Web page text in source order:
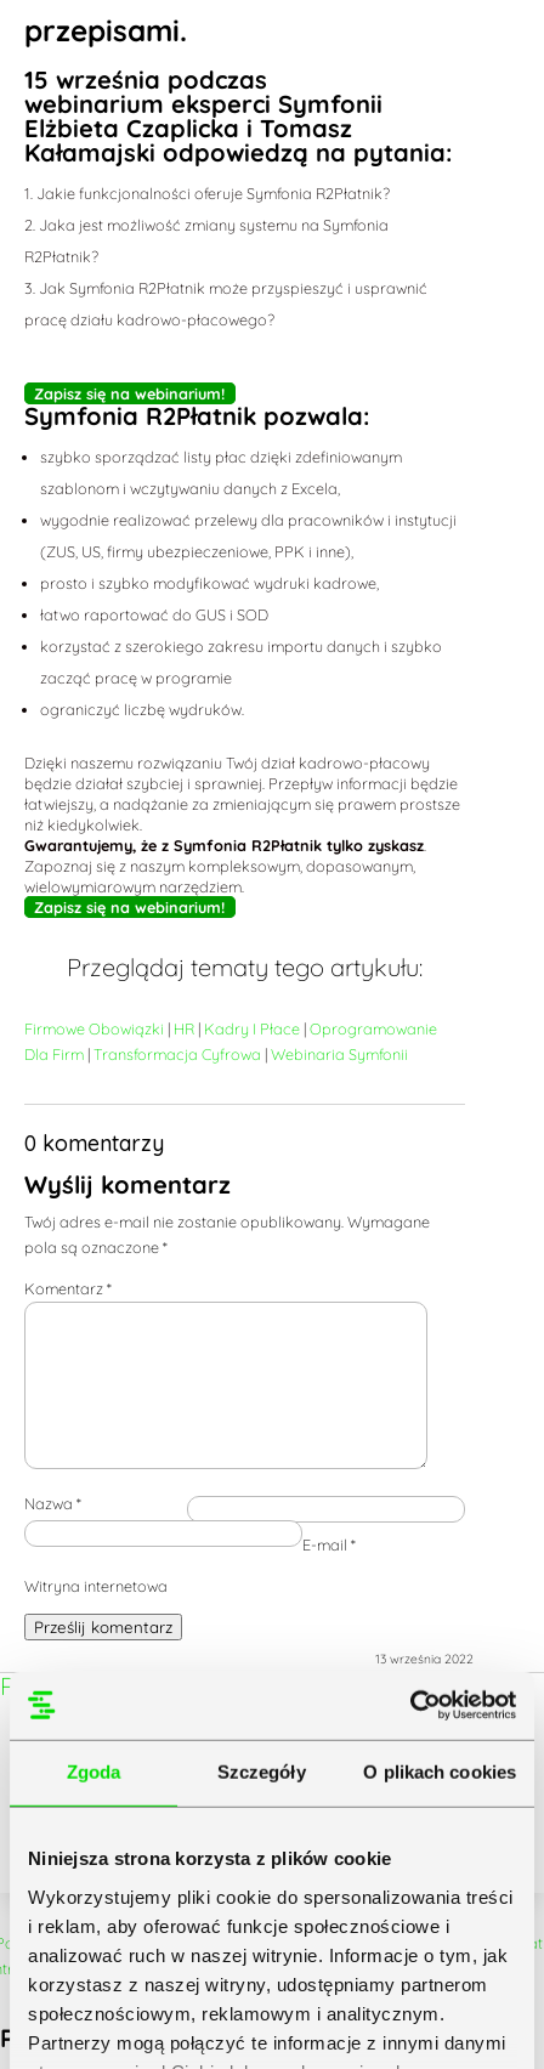
Zgoda Szczegóły O plikach cookies
Niniejsza strona korzysta z plików cookie
Wykorzystujemy pliki cookie do spersonalizowania treści
i reklam, aby oferować funkcje społecznościowe i
analizować ruch w naszej witrynie. Informacje o tym, jak
korzystasz z naszej witryny, udostępniamy partnerom
społecznościowym, reklamowym i analitycznym.
Partnerzy mogą połączyć te informacje z innymi danymi
13 września 2022
przepisami.
15 września podczas
webinarium eksperci Symfonii
Elżbieta Czaplicka i Tomasz
Kałamajski odpowiedzą na pytania:
Jakie funkcjonalności oferuje Symfonia R2Płatnik?
Jaka jest możliwość zmiany systemu na Symfonia
R2Płatnik?
Jak Symfonia R2Płatnik może przyspieszyć i usprawnić
pracę działu kadrowo-płacowego?
Zapisz się na webinarium!
Symfonia R2Płatnik pozwala:
szybko sporządzać listy płac dzięki zdefiniowanym
szablonom i wczytywaniu danych z Excela,
wygodnie realizować przelewy dla pracowników i instytucji
(ZUS, US, firmy ubezpieczeniowe, PPK i inne),
prosto i szybko modyfikować wydruki kadrowe,
łatwo raportować do GUS i SOD
korzystać z szerokiego zakresu importu danych i szybko
zacząć pracę w programie
ograniczyć liczbę wydruków.
Dzięki naszemu rozwiązaniu Twój dział kadrowo-płacowy
będzie działał szybciej i sprawniej. Przepływ informacji będzie
łatwiejszy, a nadążanie za zmieniającym się prawem prostsze
niż kiedykolwiek.
Gwarantujemy, że z Symfonia R2Płatnik tylko zyskasz
Zapoznaj się z naszym kompleksowym, dopasowanym,
wielowymiarowym narzędziem.
Zapisz się na webinarium!
Przeglądaj tematy tego artykułu:
Firmowe Obowiązki | HR | Kadry I Płace |Oprogramowanie
Dla Firm |Transformacja Cyfrowa |Webinaria Symfonii
0 komentarzy
Wyślij komentarz
Twój adres e-mail nie zostanie opublikowany. Wymagane
pola są oznaczone*
Komentarz*
Nazwa*
E-mail*
Witryna internetowa
Prześlij komentarz
Rekomendowany kolejny artykuł:
Marketing biura rachunkowego w 2026 roku
czytaj dalej
Więcej na ten temat:
Panel klienta biura rachunkowego: jak